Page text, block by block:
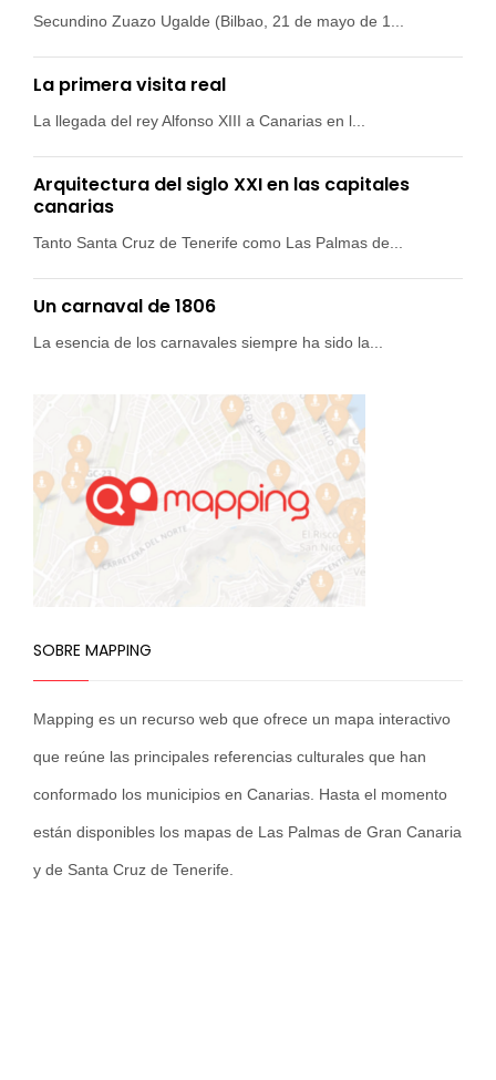
Secundino Zuazo Ugalde (Bilbao, 21 de mayo de 1...
La primera visita real
La llegada del rey Alfonso XIII a Canarias en l...
Arquitectura del siglo XXI en las capitales
canarias
Tanto Santa Cruz de Tenerife como Las Palmas de...
Un carnaval de 1806
La esencia de los carnavales siempre ha sido la...
SOBRE MAPPING
Mapping es un recurso web que ofrece un mapa interactivo
que reúne las principales referencias culturales que han
conformado los municipios en Canarias. Hasta el momento
están disponibles los mapas de Las Palmas de Gran Canaria
y de Santa Cruz de Tenerife.